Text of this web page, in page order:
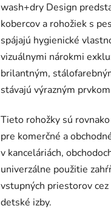
produktu
je
0,0
z
5
hviezdičiek.
wash+dry Design
kobercov a rohožiek s
spájajú hygienické
vizuálnymi nárokmi
brilantným,
stávajú výrazným
Tieto rohožky sú
pre komerčné a
v kanceláriách,
univerzálne použitie
vstupných priestorov cez
detské izby.